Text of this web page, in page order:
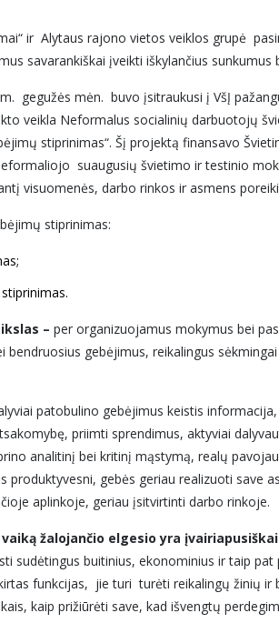
ir Alytaus rajono vietos veiklos grupė
savarankiškai įveikti iškylančius
gegužės mėn. buvo įsitraukusi į VšĮ
veikla Neformalus socialinių darbuotojų
stiprinimas“. Šį projektą finansavo
suaugusių švietimo ir testinio
visuomenės, darbo rinkos ir asmens
stiprinimas:
– per organizuojamus mokymus bei
gebėjimus, reikalingus
patobulino gebėjimus keistis
priimti sprendimus, aktyviai
analitinį bei kritinį mąstymą, realų
gebės geriau realizuoti save
aplinkoje, geriau įsitvirtinti darbo rinkoje.
žalojančio elgesio yra
sudėtingus buitinius, ekonominius ir taip
funkcijas, jie turi turėti reikalingų žinių
kaip prižiūrėti save, kad išvengtų